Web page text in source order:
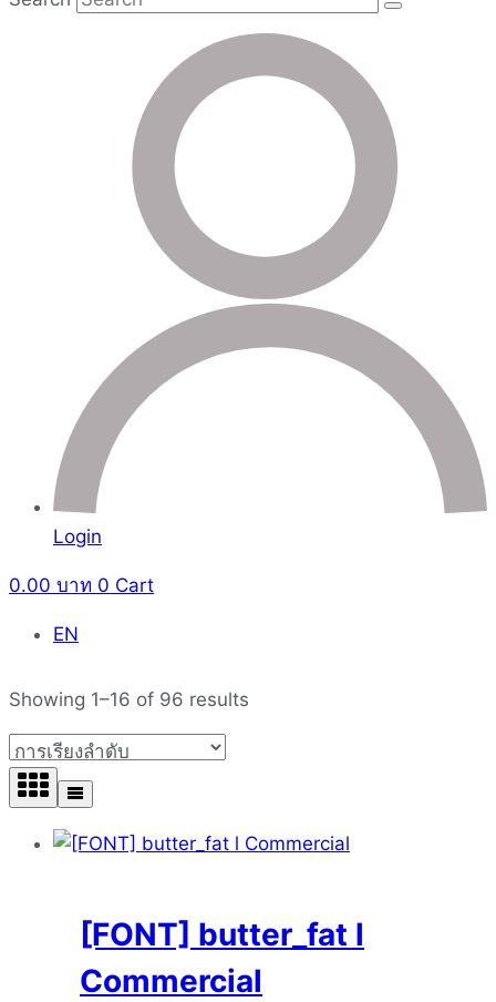
Login
0.00 บาท 0 Cart
EN
Showing 1–16 of 96 results
[FONT] butter_fat l
Commercial